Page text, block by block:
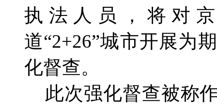
执法人员，将对
道“2+26”城市开展为
化督查。
此次强化督查被称